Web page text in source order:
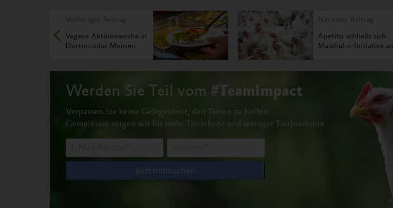
Vorheriger Beitrag
Vegane Aktionswoche in
Dortmunder Mensen
Nächster Beitrag
Apetito schließt sich
Masthuhn-Initiative an
Werden Sie Teil vom #TeamImpact
Verpassen Sie keine Gelegenheit, den Tieren zu helfen.
Gemeinsam sorgen wir für mehr Tierschutz und weniger Tierprodukte.